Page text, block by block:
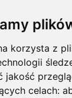
korzysta z
jakość
celach:
olium.pl?